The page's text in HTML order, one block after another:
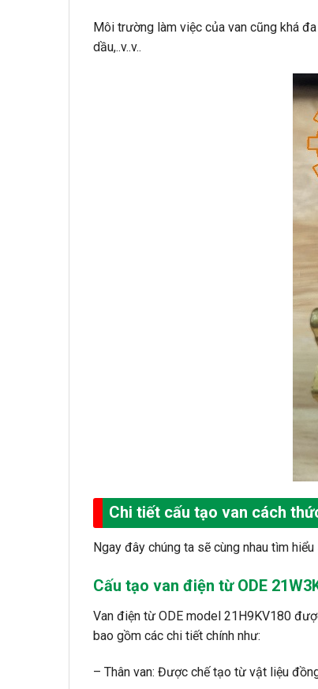
Môi trường làm việc của van cũng khá
dầu,..v..v..
Chi tiết cấu tạo van cách
Ngay đây chúng ta sẽ cùng nhau tìm
Cấu tạo van điện từ ODE
Van điện từ ODE model 21H9KV180
bao gồm các chi tiết chính như:
– Thân van: Được chế tạo từ vật liệu